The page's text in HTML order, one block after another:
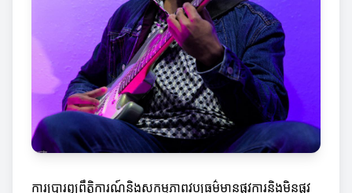
ការប្រារព្ធព្រឹត្តិការណ៍និងសកម្មភាពវប្បធម៌មានផ្លូវការនិងមិនផ្លូវ